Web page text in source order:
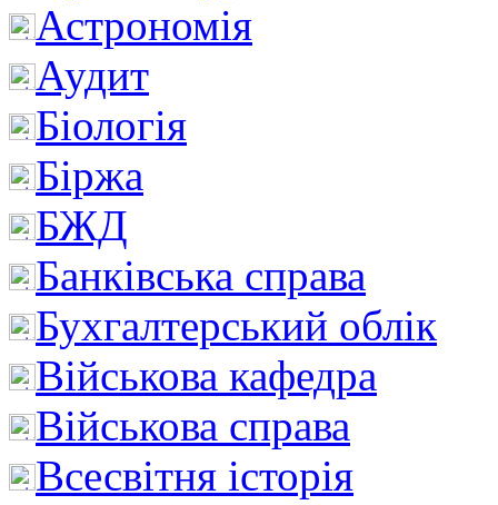
Астрономія
Аудит
Біологія
Біржа
БЖД
Банківська справа
Бухгалтерський облік
Військова кафедра
Військова справа
Всесвітня історія